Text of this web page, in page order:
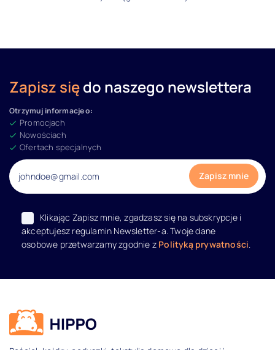
Zapisz siędo naszego newslettera
Otrzymuj informacje o:
Promocjach
Nowościach
Ofertach specjalnych
Klikając Zapisz mnie, zgadzasz się na subskrypcje i
akceptujesz regulamin Newsletter-a. Twoje dane
osobowe przetwarzamy zgodnie z Polityką prywatności.
Dane kontaktowe i informacje